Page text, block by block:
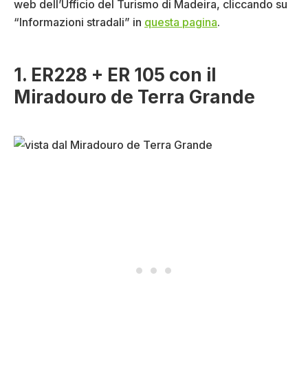
web dell’Ufficio del Turismo di Madeira, cliccando su
“Informazioni stradali” in questa pagina.
1. ER228 + ER 105 con il
Miradouro de Terra Grande